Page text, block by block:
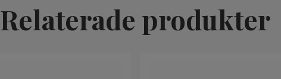
Relaterade produkter